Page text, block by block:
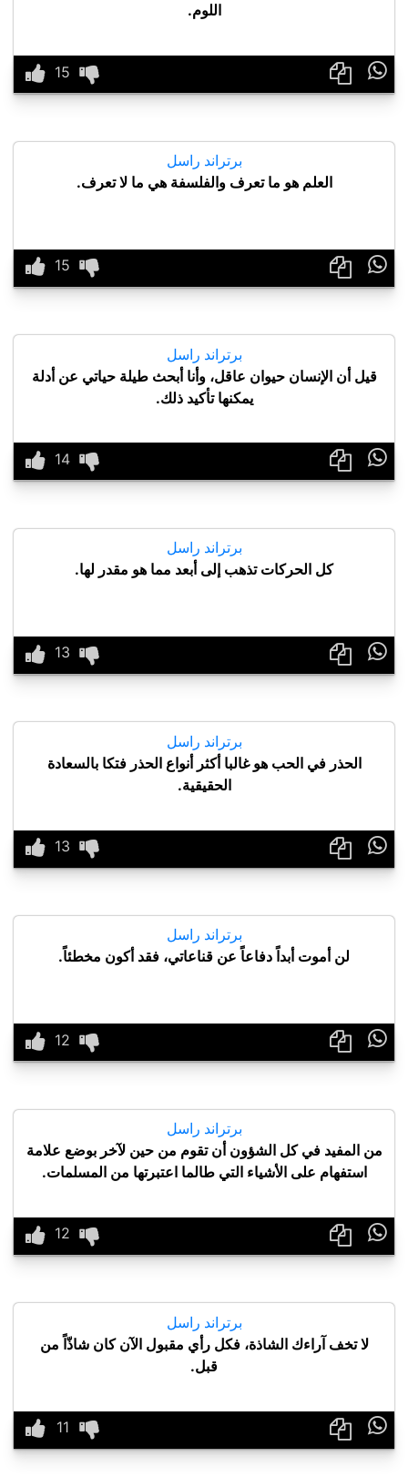
اللوم.

برتراند راسل
العلم هو ما تعرف والفلسفة هي ما لا تعرف.

برتراند راسل
قيل أن الإنسان حيوان عاقل، وأنا أبحث طيلة حياتي عن أدلة
يمكنها تأكيد ذلك.

برتراند راسل
كل الحركات تذهب إلى أبعد مما هو مقدر لها.

برتراند راسل
الحذر في الحب هو غالبا أكثر أنواع الحذر فتكا بالسعادة
الحقيقية.

برتراند راسل
لن أموت أبداً دفاعاً عن قناعاتي، فقد أكون مخطئاً.

برتراند راسل
من المفيد في كل الشؤون أن تقوم من حين لآخر بوضع علامة
استفهام على الأشياء التي طالما اعتبرتها من المسلمات.

برتراند راسل
لا تخف آراءك الشاذة، فكل رأي مقبول الآن كان شاذّاً من
قبل.
